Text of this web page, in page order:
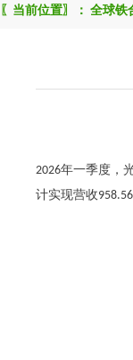
〖当前位置〗： 全球铁
2026年一季度，
计实现营收